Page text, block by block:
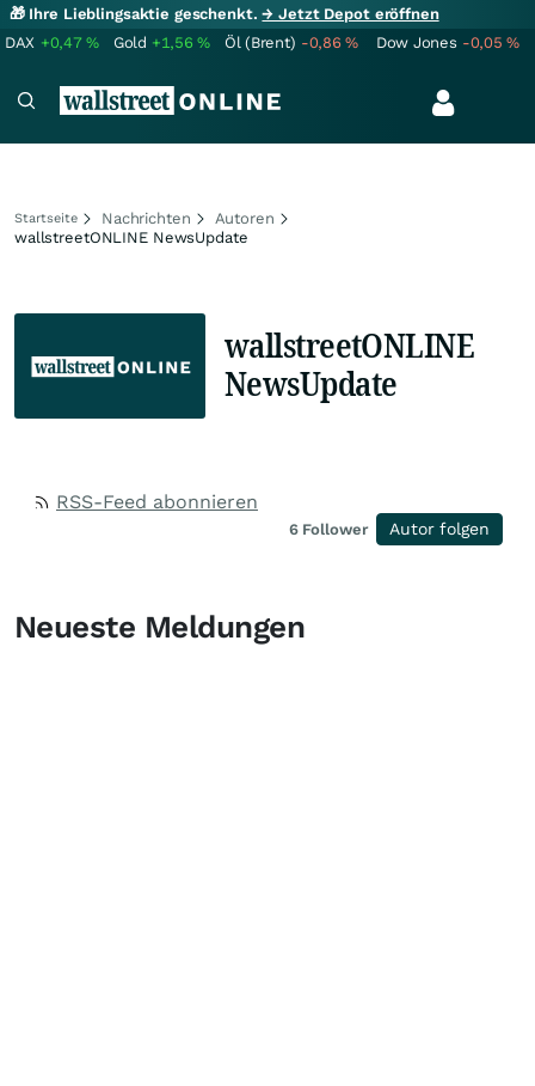
🎁 Ihre Lieblingsaktie geschenkt.→ Jetzt Depot eröffnen
DAX +0,47% Gold +1,56% Öl (Brent) -0,86% Dow Jones -0,05%
Startseite Nachrichten
Autoren
wallstreetONLINE NewsUpdate
wallstreetONLINE
NewsUpdate
RSS-Feed abonnieren
6Follower Autor folgen
Neueste Meldungen